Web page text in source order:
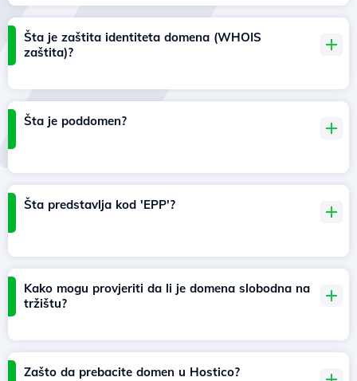
Šta je zaštita identiteta domena (WHOIS
zaštita)?
Šta je poddomen?
Šta predstavlja kod 'EPP'?
Kako mogu provjeriti da li je domena slobodna na
tržištu?
Zašto da prebacite domen u Hostico?